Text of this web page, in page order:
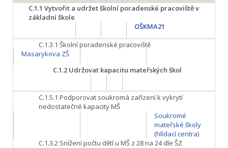
C.1.1 Vytvořit a udržet školní poradenské pracoviště v
základní škole
OŠKMA21
C.1.3.1 Školní poradenské pracoviště
Masarykova ZŠ
C.1.2 Udržovat kapacitu mateřských škol
C.1.5.1 Podporovat soukromá zařízení k vykrytí
nedostatečné kapacity MŠ
Soukromé
mateřské školy
(hlídací centra)
C.1.3.2 Snížení počtu dětí u MŠ z 28 na 24 dle ŠZ